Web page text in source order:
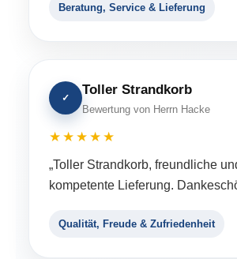
Beratung, Service & Lieferung
✓
Toller Strandkorb
Bewertung von Herrn Hacke
★★★★★
„Toller Strandkorb, freundliche
kompetente Lieferung.
Qualität, Freude & Zufriedenheit